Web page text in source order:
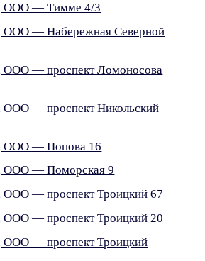
ООО — Тимме 4/3
ООО — Набережная Северной
ООО — проспект Ломоносова
ООО — проспект Никольский
ООО — Попова 16
ООО — Поморская 9
ООО — проспект Троицкий 67
ООО — проспект Троицкий 20
ООО — проспект Троицкий